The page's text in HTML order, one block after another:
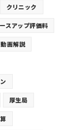
クリニック
スアップ評価料
動画解説
厚生局